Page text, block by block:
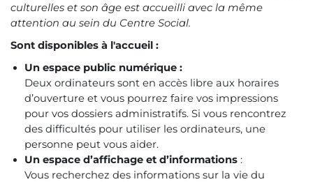
culturelles et son âge est accueilli avec la même
attention au sein du Centre Social.
Sont disponibles à l'accueil :
Un espace public numérique :
Deux ordinateurs sont en accès libre aux horaires
d’ouverture et vous pourrez faire vos impressions
pour vos dossiers administratifs. Si vous rencontrez
des difficultés pour utiliser les ordinateurs, une
personne peut vous aider.
Un espace d’affichage et d’informations :
Vous recherchez des informations sur la vie du